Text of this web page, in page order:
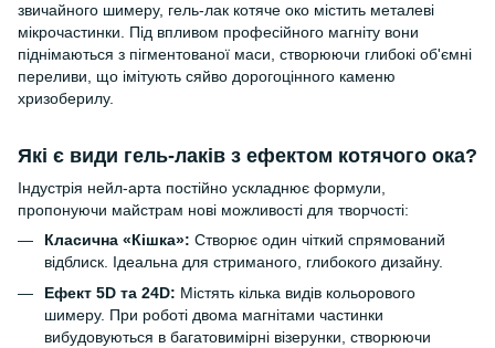
звичайного шимеру, гель-лак котяче око містить металеві
мікрочастинки. Під впливом професійного магніту вони
піднімаються з пігментованої маси, створюючи глибокі об'ємні
переливи, що імітують сяйво дорогоцінного каменю
хризоберилу.
Які є види гель-лаків з ефектом котячого ока?
Індустрія нейл-арта постійно ускладнює формули,
пропонуючи майстрам нові можливості для творчості:
Класична «Кішка»: Створює один чіткий спрямований
відблиск. Ідеальна для стриманого, глибокого дизайну.
Ефект 5D та 24D: Містять кілька видів кольорового
шимеру. При роботі двома магнітами частинки
вибудовуються в багатовимірні візерунки, створюючи